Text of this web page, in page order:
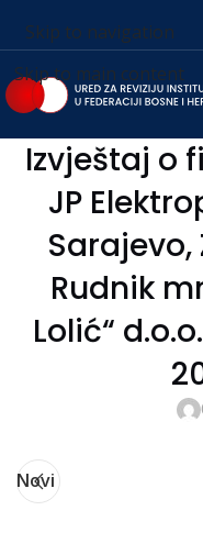
Skip to navigation
Skip to main content
Izvještaj o
JP
Rudnik
Lolić“
Novi